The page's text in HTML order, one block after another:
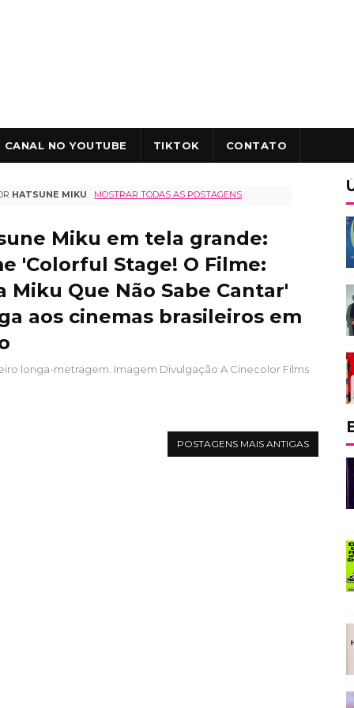
CANAL NO YOUTUBE TIKTOK CONTATO
HATSUNE MIKU. MOSTRAR TODAS AS POSTAGENS
Miku em tela grande:
'Colorful Stage! O Filme:
Miku Que Não Sabe Cantar'
aos cinemas brasileiros em
longa-metragem. Imagem Divulgação A Cinecolor Films
POSTAGENS MAIS ANTIGAS